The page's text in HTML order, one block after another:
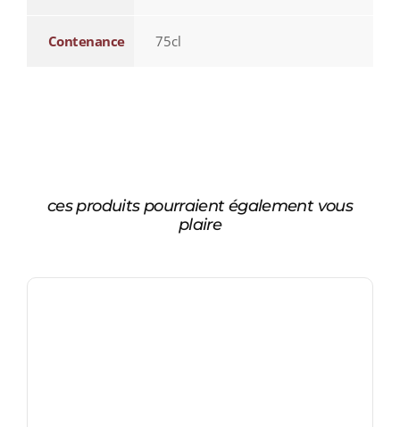
Contenance 75cl
ces produits pourraient également vous
plaire